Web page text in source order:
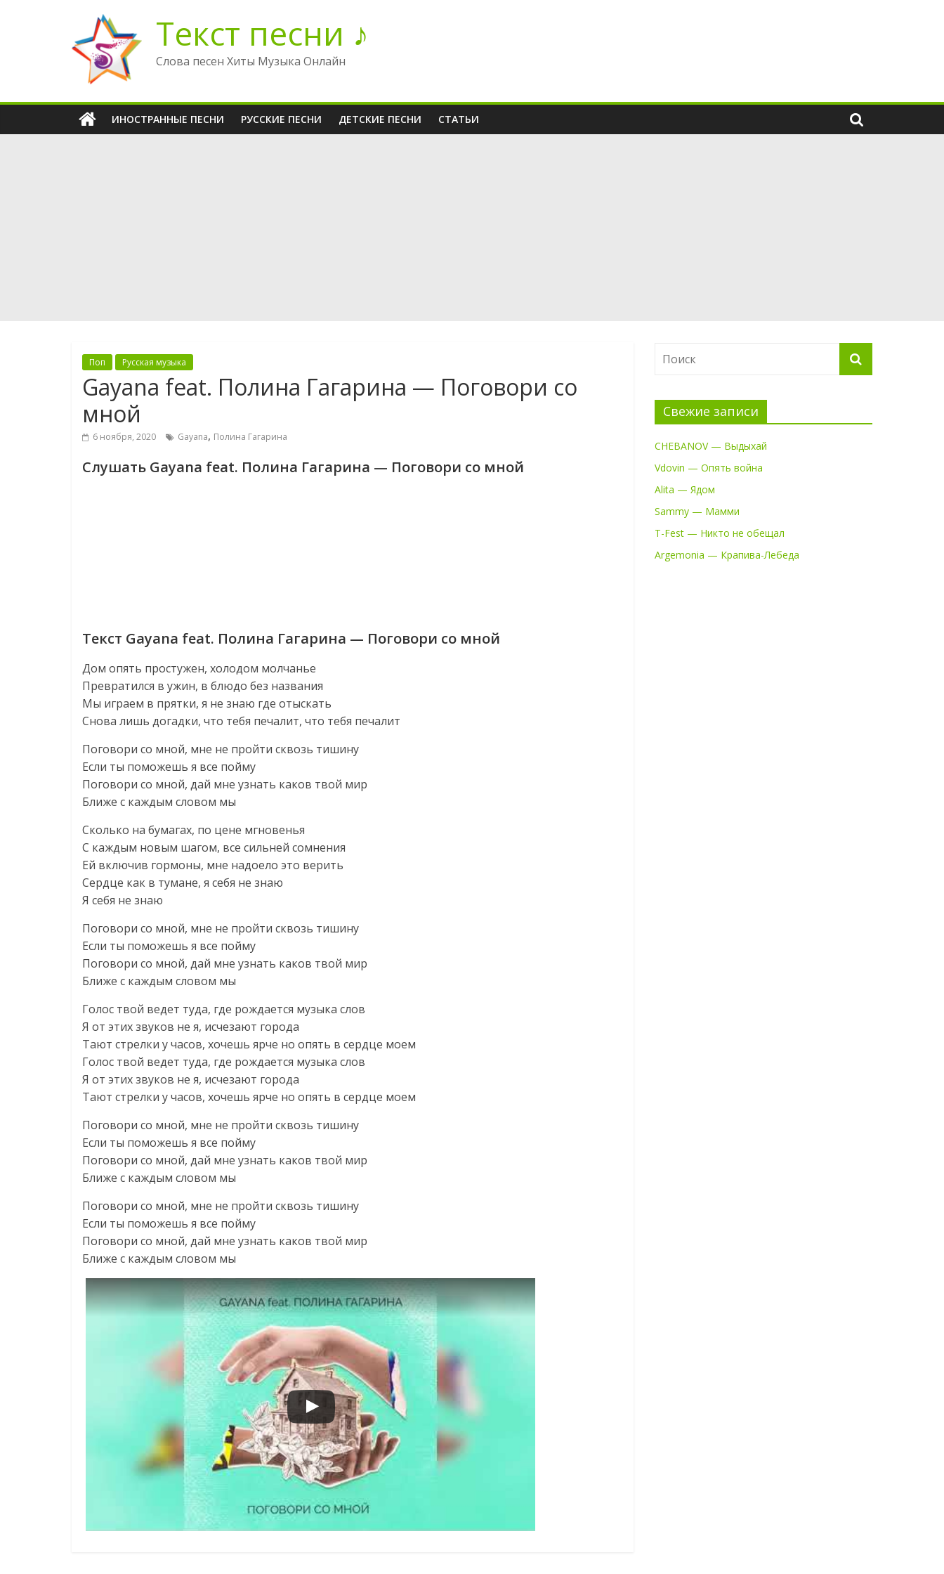
содержимому
Текст песни ♪
Слова песен Хиты Музыка Онлайн
ИНОСТРАННЫЕ ПЕСНИ РУССКИЕ ПЕСНИ ДЕТСКИЕ ПЕСНИ СТАТЬИ
Поп Русская музыка
Gayana feat. Полина Гагарина — Поговори со
мной
6 ноября, 2020 Gayana, Полина Гагарина
Слушать Gayana feat. Полина Гагарина — Поговори со мной
Текст Gayana feat. Полина Гагарина — Поговори со мной
Дом опять простужен, холодом молчанье
Превратился в ужин, в блюдо без названия
Мы играем в прятки, я не знаю где отыскать
Снова лишь догадки, что тебя печалит, что тебя печалит
Поговори со мной, мне не пройти сквозь тишину
Если ты поможешь я все пойму
Поговори со мной, дай мне узнать каков твой мир
Ближе с каждым словом мы
Сколько на бумагах, по цене мгновенья
С каждым новым шагом, все сильней сомнения
Ей включив гормоны, мне надоело это верить
Сердце как в тумане, я себя не знаю
Я себя не знаю
Поговори со мной, мне не пройти сквозь тишину
Если ты поможешь я все пойму
Поговори со мной, дай мне узнать каков твой мир
Ближе с каждым словом мы
Голос твой ведет туда, где рождается музыка слов
Я от этих звуков не я, исчезают города
Тают стрелки у часов, хочешь ярче но опять в сердце моем
Голос твой ведет туда, где рождается музыка слов
Я от этих звуков не я, исчезают города
Тают стрелки у часов, хочешь ярче но опять в сердце моем
Поговори со мной, мне не пройти сквозь тишину
Если ты поможешь я все пойму
Поговори со мной, дай мне узнать каков твой мир
Ближе с каждым словом мы
Поговори со мной, мне не пройти сквозь тишину
Если ты поможешь я все пойму
Поговори со мной, дай мне узнать каков твой мир
Ближе с каждым словом мы
Свежие записи
CHEBANOV — Выдыхай
Vdovin — Опять война
Alita — Ядом
Sammy — Мамми
T-Fest — Никто не обещал
Argemonia — Крапива-Лебеда